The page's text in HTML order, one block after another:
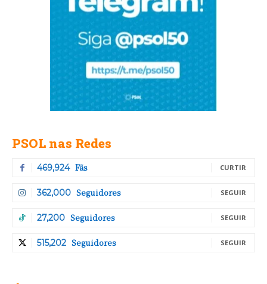
PSOL nas Redes
469,924 Fãs CURTIR
362,000 Seguidores SEGUIR
27,200 Seguidores SEGUIR
515,202 Seguidores SEGUIR